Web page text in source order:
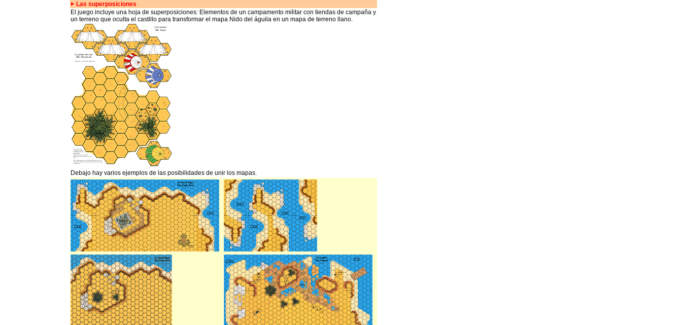
Las superposiciones
El juego incluye una hoja de superposiciones: Elementos de un campamento militar con tiendas de campaña y
un terreno que oculta el castillo para transformar el mapa Nido del águila en un mapa de terreno llano.
Debajo hay varios ejemplos de las posibilidades de unir los mapas.